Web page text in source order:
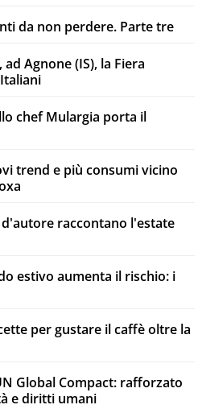
da non perdere. Parte tre
Agnone (IS), la Fiera
chef Mulargia porta il
trend e più consumi vicino
raccontano l'estate
estivo aumenta il rischio: i
per gustare il caffè oltre la
Global Compact: rafforzato
e diritti umani